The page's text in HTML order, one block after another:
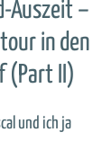
Auszeit –
in den
(Part II)
und ich ja